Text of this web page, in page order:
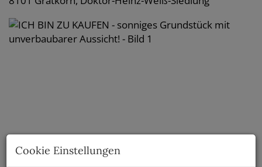
Cookie Einstellungen